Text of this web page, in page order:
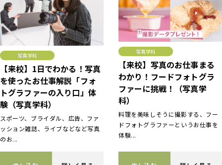
写真学科
【来校】1日でわかる！写真
を使ったお仕事解説「フォ
トグラファーの入り口」体
験（写真学科）
スポーツ、ブライダル、広告、ファ
ッション雑誌、ライブなどなど写真
のお...
写真学科
【来校】写真のお仕事まる
わかり！フードフォトグラ
ファーに挑戦！（写真学
科）
料理を美味しそうに撮影する、フー
ドフォトグラファーというお仕事を
体験...